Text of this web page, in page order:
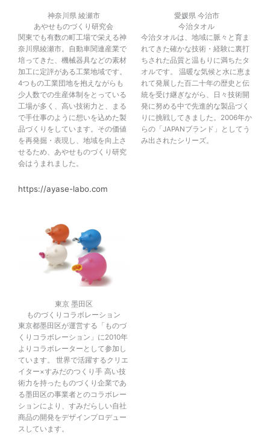
神奈川県 綾瀬市
あやせものづくり研究会
関東でも有数の町工場で栄える神
奈川県綾瀬市。自動車関連産業で
培ってきた、機械器具などの素材
加工に定評がある工業地域です。
4つもの工業団地を抱えながらも
少人数での生産体制をとっている
工場が多く、高い技術力と、まる
で手仕事のように想いを込めた製
品づくりをしています。その価値
を再発掘・表現し、地域を向上さ
せるため、あやせものづくり研究
会はうまれました。
https://ayase-labo.com
愛媛県 今治市
今治タオル
今治タオルは、地域に脈々と育ま
れてきた確かな技術・経験に裏打
ちされた品質と温もりに満ちたタ
オルです。 温暖な気候と水に恵ま
れて発展した百二十年の歴史と伝
統を受け継ぎながら、日々技術開
発に努める中で先進的な製品づく
りに挑戦してきました。2006年か
らの「JAPANブランド」としてう
み出されたシリーズ。
東京 墨田区
ものづくりコラボレーション
東京都墨田区が運営する「ものづ
くりコラボレーション」に2010年
よりコラボレーターとして参加し
ています。 世界で活躍するクリエ
イター×すみだのつくり手 高い技
術力を持ったものづくり企業であ
る墨田区の事業者とのコラボレー
ションにより、すみだらしい自社
商品の開発をデザインプロデュー
スしています。